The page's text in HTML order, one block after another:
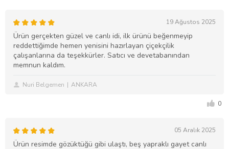
19 Ağustos 2025
Ürün gerçekten güzel ve canlı idi, ilk ürünü beğenmeyip
reddettiğimde hemen yenisini hazırlayan çiçekçilik
çalışanlarına da teşekkürler. Satıcı ve devetabanından
memnun kaldım.
Nuri Belgemen ANKARA
0
05 Aralık 2025
Ürün resimde gözüktüğü gibi ulaştı, beş yapraklı gayet canlı